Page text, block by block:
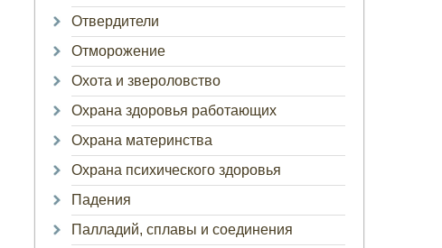
Отвердители
Отморожение
Охота и звероловство
Охрана здоровья работающих
Охрана материнства
Охрана психического здоровья
Падения
Палладий, сплавы и соединения